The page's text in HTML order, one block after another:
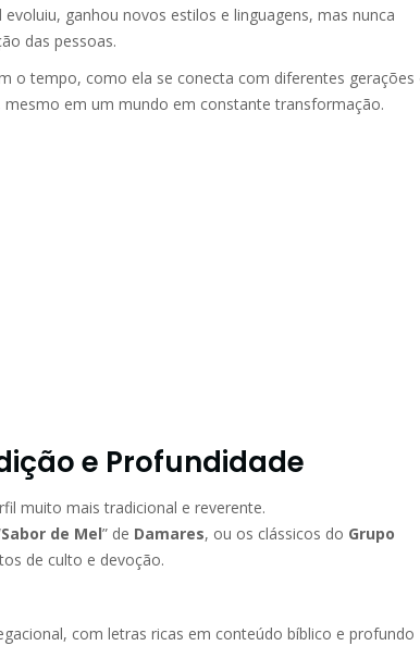
ganhou novos estilos e linguagens, mas nunca
das pessoas.
o tempo, como ela se conecta com diferentes gerações
em um mundo em constante transformação.
e Profundidade
muito mais tradicional e reverente.
Sabor de Mel” de Damares, ou os clássicos do Grupo
de culto e devoção.
com letras ricas em conteúdo bíblico e profundo